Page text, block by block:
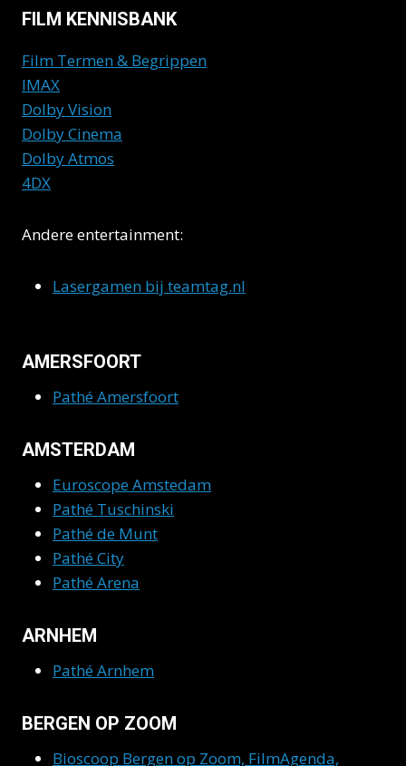
FILM KENNISBANK
Film Termen & Begrippen
IMAX
Dolby Vision
Dolby Cinema
Dolby Atmos
4DX
Andere entertainment:
Lasergamen bij teamtag.nl
AMERSFOORT
Pathé Amersfoort
AMSTERDAM
Euroscope Amstedam
Pathé Tuschinski
Pathé de Munt
Pathé City
Pathé Arena
ARNHEM
Pathé Arnhem
BERGEN OP ZOOM
Bioscoop Bergen op Zoom, FilmAgenda,